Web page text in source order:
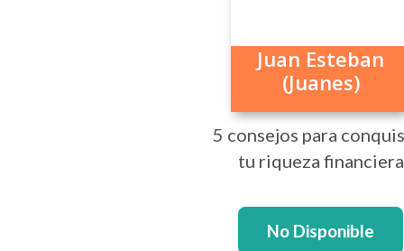
Juan Esteban
(Juanes)
5 consejos para
tu riqueza financiera
No Disponible